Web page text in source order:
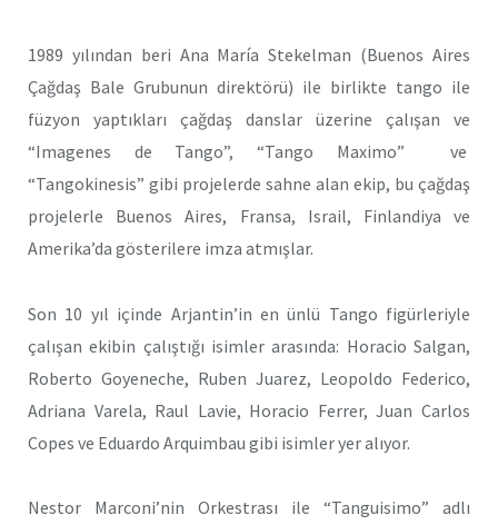
1989 yılından beri Ana María Stekelman (Buenos Aires
Çağdaş Bale Grubunun direktörü) ile birlikte tango ile
füzyon yaptıkları çağdaş danslar üzerine çalışan ve
“Imagenes de Tango”, “Tango Maximo” ve
“Tangokinesis” gibi projelerde sahne alan ekip, bu çağdaş
projelerle Buenos Aires, Fransa, Israil, Finlandiya ve
Amerika’da gösterilere imza atmışlar.
Son 10 yıl içinde Arjantin’in en ünlü Tango figürleriyle
çalışan ekibin çalıştığı isimler arasında: Horacio Salgan,
Roberto Goyeneche, Ruben Juarez, Leopoldo Federico,
Adriana Varela, Raul Lavie, Horacio Ferrer, Juan Carlos
Copes ve Eduardo Arquimbau gibi isimler yer alıyor.
Nestor Marconi’nin Orkestrası ile “Tanguisimo” adlı